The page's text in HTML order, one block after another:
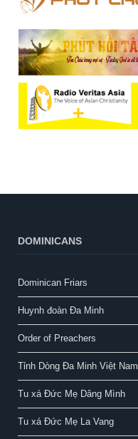
DOMINICANS
Dominican Friars
Huynh đoàn Đa Minh
Order of Preachers
Tỉnh Dòng Đa Minh Việt Nam
Tu xá Đức Mẹ Dâng Mình
Tu xá Đức Mẹ La Vang